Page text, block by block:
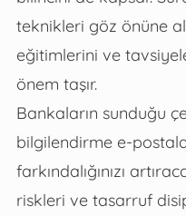
teknikleri göz önüne
eğitimlerini ve
önem taşır.
Bankaların sunduğu
bilgilendirme e-
farkındalığınızı
riskleri ve tasarruf